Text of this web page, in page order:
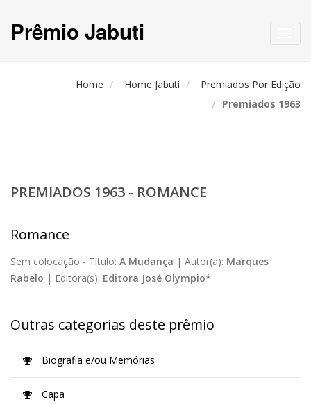
Prêmio Jabuti
Home Home Jabuti
Premiados Por Edição
Premiados 1963
PREMIADOS 1963 - ROMANCE
Romance
Sem colocação - Título: A Mudança | Autor(a): Marques
Rabelo | Editora(s): Editora José Olympio*
Outras categorias deste prêmio
Biografia e/ou Memórias
Capa